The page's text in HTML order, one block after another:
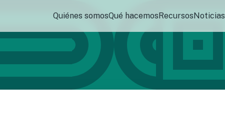
Quiénes somosQué hacemosRecursosNoticias